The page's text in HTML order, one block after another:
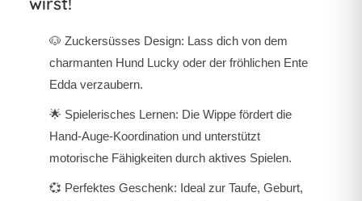
🐶 Zuckersüsses Design: Lass dich von dem
charmanten Hund Lucky oder der fröhlichen Ente
Edda verzaubern.
🌟 Spielerisches Lernen: Die Wippe fördert die
Hand-Auge-Koordination und unterstützt
motorische Fähigkeiten durch aktives Spielen.
💞 Perfektes Geschenk: Ideal zur Taufe, Geburt,